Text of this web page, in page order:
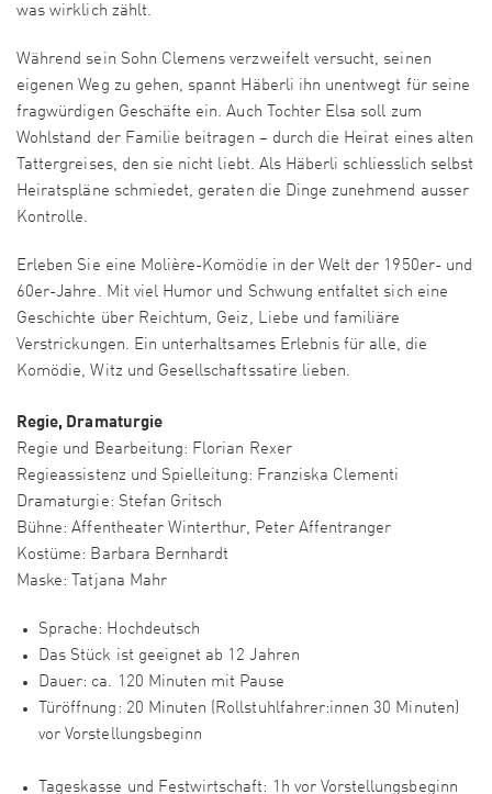
was wirklich zählt.
Während sein Sohn Clemens verzweifelt versucht, seinen
eigenen Weg zu gehen, spannt Häberli ihn unentwegt für seine
fragwürdigen Geschäfte ein. Auch Tochter Elsa soll zum
Wohlstand der Familie beitragen – durch die Heirat eines alten
Tattergreises, den sie nicht liebt. Als Häberli schliesslich selbst
Heiratspläne schmiedet, geraten die Dinge zunehmend ausser
Kontrolle.
Erleben Sie eine Molière-Komödie in der Welt der 1950er- und
60er-Jahre. Mit viel Humor und Schwung entfaltet sich eine
Geschichte über Reichtum, Geiz, Liebe und familiäre
Verstrickungen. Ein unterhaltsames Erlebnis für alle, die
Komödie, Witz und Gesellschaftssatire lieben.
Regie, Dramaturgie
Regie und Bearbeitung: Florian Rexer
Regieassistenz und Spielleitung: Franziska Clementi
Dramaturgie: Stefan Gritsch
Bühne: Affentheater Winterthur, Peter Affentranger
Kostüme: Barbara Bernhardt
Maske: Tatjana Mahr
Sprache: Hochdeutsch
Das Stück ist geeignet ab 12 Jahren
Dauer: ca. 120 Minuten mit Pause
Türöffnung: 20 Minuten (Rollstuhlfahrer:innen 30 Minuten)
vor Vorstellungsbeginn
Tageskasse und Festwirtschaft: 1h vor Vorstellungsbeginn